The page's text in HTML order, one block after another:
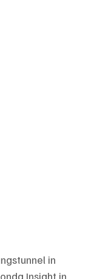
in
Insight in